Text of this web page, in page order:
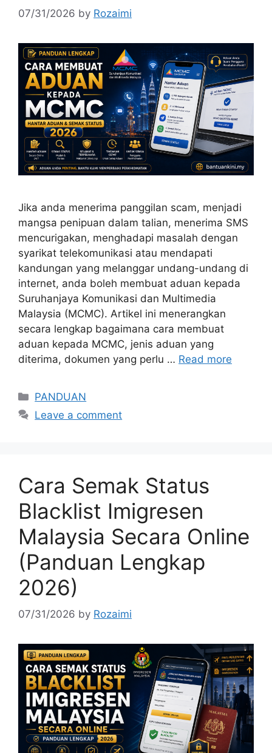
07/31/2026 by Rozaimi
Jika anda menerima panggilan scam, menjadi
mangsa penipuan dalam talian, menerima SMS
mencurigakan, menghadapi masalah dengan
syarikat telekomunikasi atau mendapati
kandungan yang melanggar undang-undang di
internet, anda boleh membuat aduan kepada
Suruhanjaya Komunikasi dan Multimedia
Malaysia (MCMC). Artikel ini menerangkan
secara lengkap bagaimana cara membuat
aduan kepada MCMC, jenis aduan yang
diterima, dokumen yang perlu … Read more
Categories
PANDUAN
Leave a comment
Cara Semak Status
Blacklist Imigresen
Malaysia Secara Online
(Panduan Lengkap
2026)
07/31/2026 by Rozaimi